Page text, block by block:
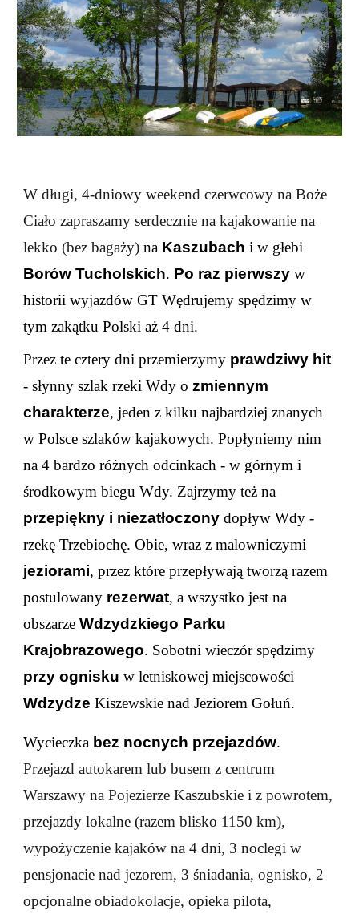
W długi, 4-dniowy weekend czerwcowy na Boże
Ciało zapraszamy serdecznie na kajakowanie na
lekko (bez bagaży) na Kaszubach i w głebi
Borów Tucholskich. Po raz pierwszy w
historii wyjazdów GT Wędrujemy spędzimy w
tym zakątku Polski aż 4 dni.
Przez te cztery dni przemierzymy prawdziwy hit
- słynny szlak rzeki Wdy ozmiennym
charakterze, jeden z kilku najbardziej znanych
w Polsce szlaków kajakowych. Popłyniemy nim
na 4 bardzo różnych odcinkach - w górnym i
środkowym biegu Wdy. Zajrzymy też na
przepiękny i niezatłoczonydopływ Wdy -
rzekę Trzebiochę. Obie, wraz z malowniczymi
jeziorami, przez które przepływają tworzą razem
postulowany rezerwat, a wszystko jest na
obszarzeWdzydzkiego Parku
Krajobrazowego. Sobotni wieczór spędzimy
przy ognisku w letniskowej miejscowości
WdzydzeKiszewskie nad Jeziorem Gołuń.
Wycieczka bez nocnych przejazdów.
Przejazd autokarem lub busem z centrum
Warszawy na Pojezierze Kaszubskie i z powrotem,
przejazdy lokalne (razem blisko 1150 km),
wypożyczenie kajaków na 4 dni, 3 noclegi w
pensjonacie nad jezorem, 3 śniadania, ognisko, 2
opcjonalne obiadokolacje, opieka pilota,